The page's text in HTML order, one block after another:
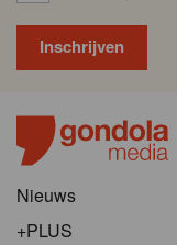
Nieuws
+PLUS